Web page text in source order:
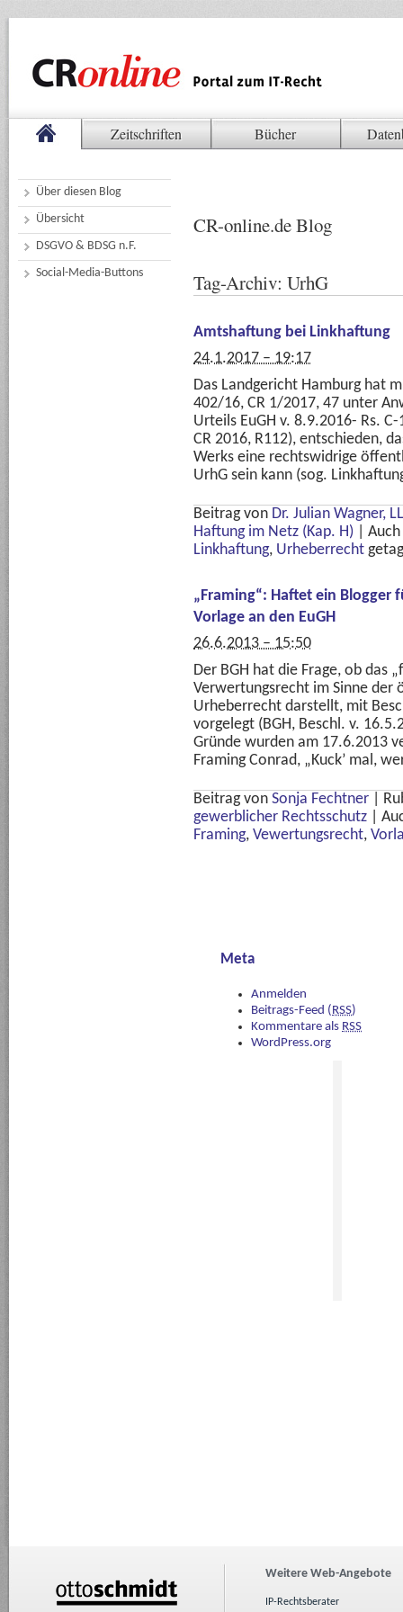
Zeitschriften Bücher
Über diesen Blog
Übersicht
DSGVO & BDSG n.F.
Social-Media-Buttons
CR-online.de Blog
Tag-Archiv: UrhG
Amtshaftung bei Linkhaftung
24.1.2017 – 19:17
Das Landgericht Hamburg hat
402/16, CR 1/2017, 47 unter
Urteils EuGH v. 8.9.2016- Rs.
CR 2016, R112), entschieden,
Werks eine rechtswidrige
UrhG sein kann (sog.
Beitrag von Dr. Julian Wagner,
Haftung im Netz (Kap. H)
Linkhaftung, Urheberrecht
„Framing“: Haftet ein Blogger
Vorlage an den EuGH
26.6.2013 – 15:50
Der BGH hat die Frage, ob das
Verwertungsrecht im Sinne der
Urheberrecht darstellt, mit
vorgelegt (BGH, Beschl. v.
Gründe wurden am 17.6.2013
Framing Conrad, „Kuck’ mal,
Beitrag von Sonja Fechtner
gewerblicher Rechtsschutz
Framing, Vewertungsrecht,
Meta
Anmelden
Beitrags-Feed (RSS)
Kommentare als RSS
WordPress.org
Weitere Web-Angebote
IP-Rechtsberater